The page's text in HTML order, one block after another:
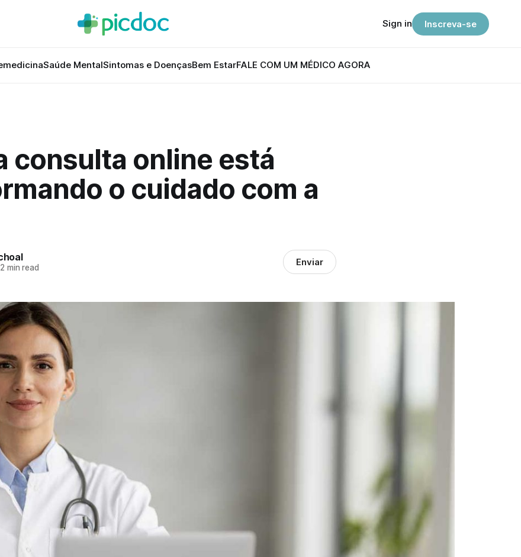
Saúde MentalSintomas e DoençasBem EstarFALE COM UM MÉDICO AGORA
Sign in Inscreva-se
consulta online está
o cuidado com a
min read Enviar